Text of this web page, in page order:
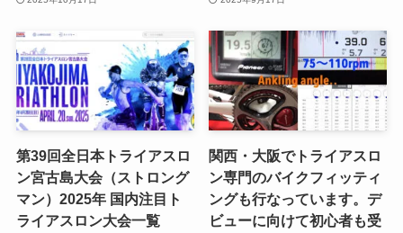
第39回全日本トライアスロ
ン宮古島大会（ストロング
マン）2025年 国内注目ト
ライアスロン大会一覧
関西・大阪でトライアスロ
ン専門のバイクフィッティ
ングも行なっています。デ
ビューに向けて初心者も受